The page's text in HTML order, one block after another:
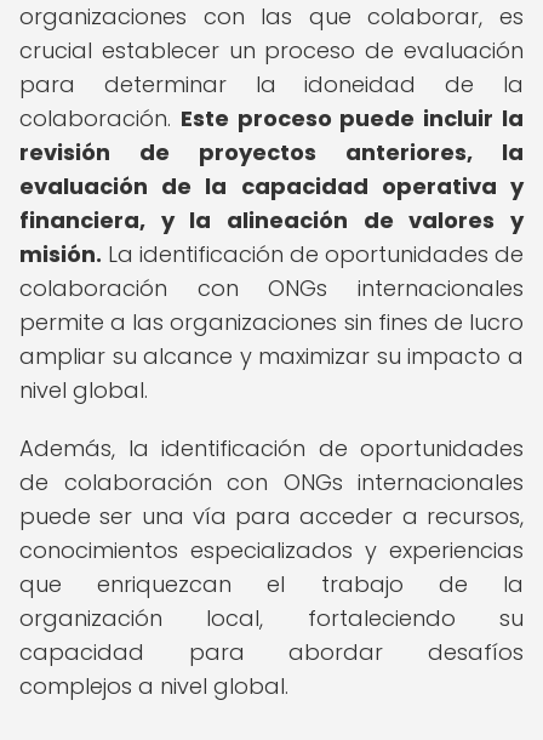
organizaciones con las que colaborar, es
crucial establecer un proceso de evaluación
para determinar la idoneidad de la
colaboración. Este proceso puede incluir la
revisión de proyectos anteriores, la
evaluación de la capacidad operativa y
financiera, y la alineación de valores y
misión. La identificación de oportunidades de
colaboración con ONGs internacionales
permite a las organizaciones sin fines de lucro
ampliar su alcance y maximizar su impacto a
nivel global.
Además, la identificación de oportunidades
de colaboración con ONGs internacionales
puede ser una vía para acceder a recursos,
conocimientos especializados y experiencias
que enriquezcan el trabajo de la
organización local, fortaleciendo su
capacidad para abordar desafíos
complejos a nivel global.